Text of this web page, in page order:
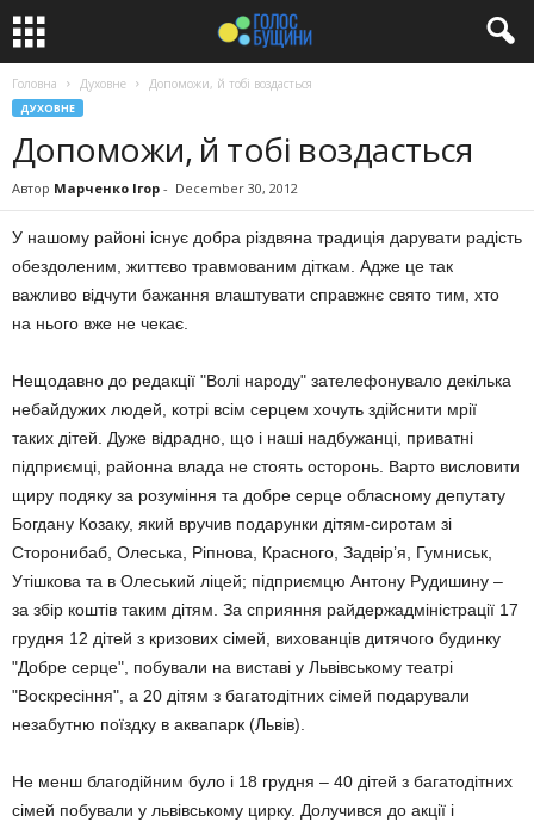
Головна Духовне Допоможи, й тобі воздасться
ДУХОВНЕ
Допоможи, й тобі воздасться
Автор Марченко Ігор - December 30, 2012
У нашому районі існує добра різдвяна традиція дарувати радість
обездоленим, життєво травмованим діткам. Адже це так
важливо відчути бажання влаштувати справжнє свято тим, хто
на нього вже не чекає.
Нещодавно до редакції "Волі народу" зателефонувало декілька
небайдужих людей, котрі всім серцем хочуть здійснити мрії
таких дітей. Дуже відрадно, що і наші надбужанці, приватні
підприємці, районна влада не стоять осторонь. Варто висловити
щиру подяку за розуміння та добре серце обласному депутату
Богдану Козаку, який вручив подарунки дітям-сиротам зі
Сторонибаб, Олеська, Ріпнова, Красного, Задвір’я, Гумниськ,
Утішкова та в Олеський ліцей; підприємцю Антону Рудишину –
за збір коштів таким дітям. За сприяння райдержадміністрації 17
грудня 12 дітей з кризових сімей, вихованців дитячого будинку
"Добре серце", побували на виставі у Львівському театрі
"Воскресіння", а 20 дітям з багатодітних сімей подарували
незабутню поїздку в аквапарк (Львів).
Не менш благодійним було і 18 грудня – 40 дітей з багатодітних
сімей побували у львівському цирку. Долучився до акції і